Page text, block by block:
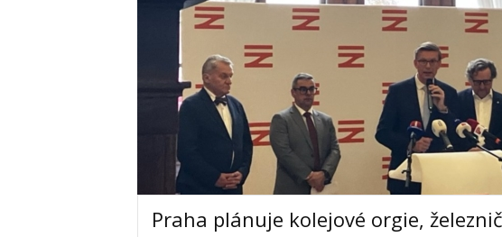
Praha plánuje kolejové orgie,